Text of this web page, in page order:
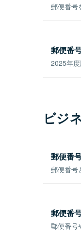
郵便番号
郵便番
2025年
ビジ
郵便番
郵便番号
郵便番
郵便番号